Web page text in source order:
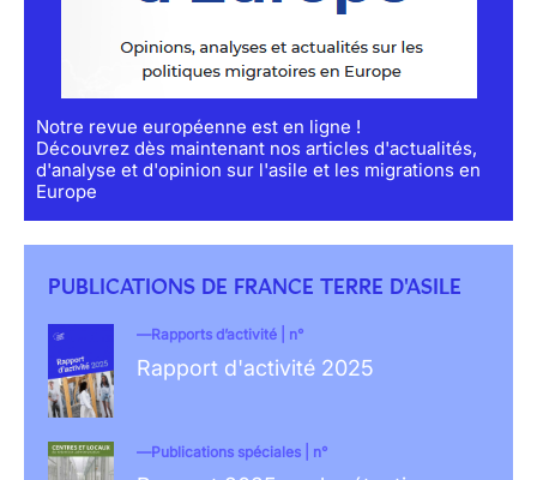
Notre revue européenne est en ligne !
Découvrez dès maintenant nos articles d'actualités,
d'analyse et d'opinion sur l'asile et les migrations en
Europe
PUBLICATIONS DE FRANCE TERRE D'ASILE
Rapports d’activité | n°
Rapport d'activité 2025
Publications spéciales | n°